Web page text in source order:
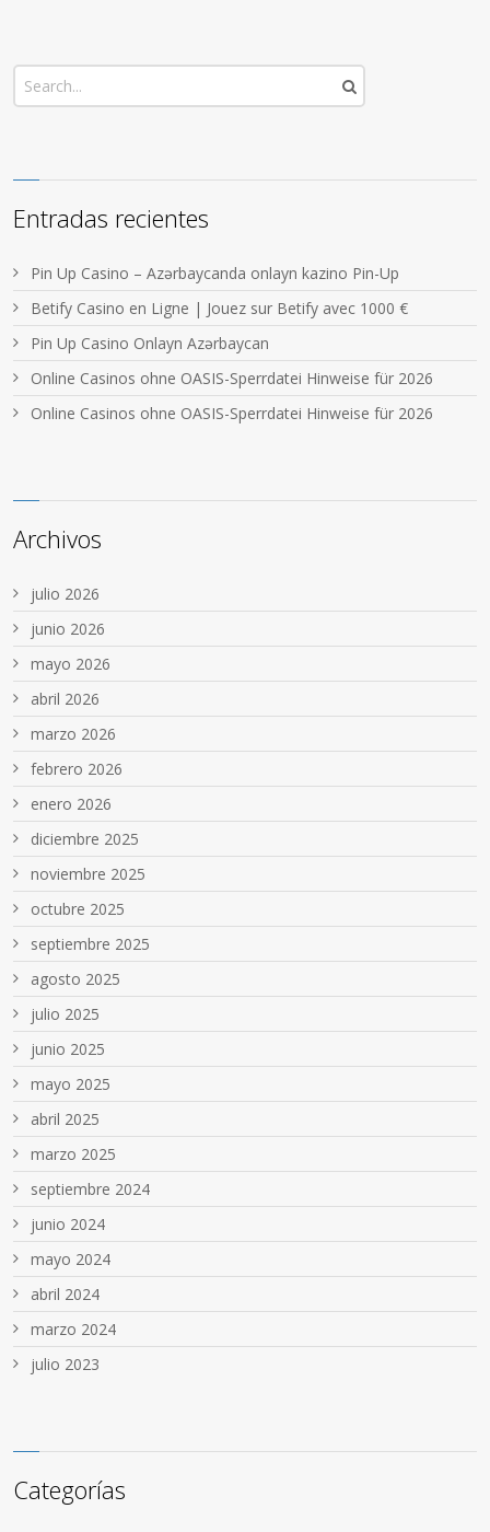
Entradas recientes
Pin Up Casino – Azərbaycanda onlayn kazino Pin-Up
Betify Casino en Ligne | Jouez sur Betify avec 1000 €
Pin Up Casino Onlayn Azərbaycan
Online Casinos ohne OASIS-Sperrdatei Hinweise für 2026
Online Casinos ohne OASIS-Sperrdatei Hinweise für 2026
Archivos
julio 2026
junio 2026
mayo 2026
abril 2026
marzo 2026
febrero 2026
enero 2026
diciembre 2025
noviembre 2025
octubre 2025
septiembre 2025
agosto 2025
julio 2025
junio 2025
mayo 2025
abril 2025
marzo 2025
septiembre 2024
junio 2024
mayo 2024
abril 2024
marzo 2024
julio 2023
Categorías